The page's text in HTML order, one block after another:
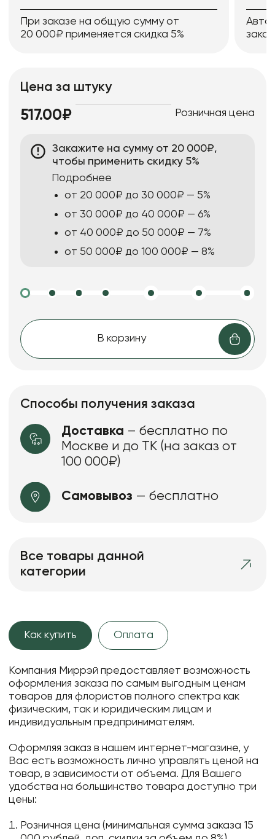
При заказе на общую сумму от
20 000₽ применяется скидка 5%
Цена за штуку
517.00₽ Розничная цена
Закажите на сумму от 20 000₽,
чтобы применить скидку 5%
Подробнее
от 20 000₽ до 30 000₽ — 5%
от 30 000₽ до 40 000₽ — 6%
от 40 000₽ до 50 000₽ — 7%
от 50 000₽ до 100 000₽ — 8%
В корзину
Способы получения заказа
Доставка – бесплатно по
Москве и до ТК (на заказ от
100 000₽)
Самовывоз — бесплатно
Все товары данной
категории
Как купить Оплата
Компания Миррэй предоставляет возможность
оформления заказа по самым выгодным ценам
товаров для флористов полного спектра как
физическим, так и юридическим лицам и
индивидуальным предпринимателям.
Оформляя заказ в нашем интернет-магазине, у
Вас есть возможность лично управлять ценой на
товар, в зависимости от объема. Для Вашего
удобства на большинство товара доступно три
цены:
Розничная цена (минимальная сумма заказа 15